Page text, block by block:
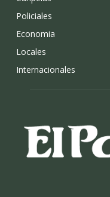
Policiales
Economia
Locales
Internacionales